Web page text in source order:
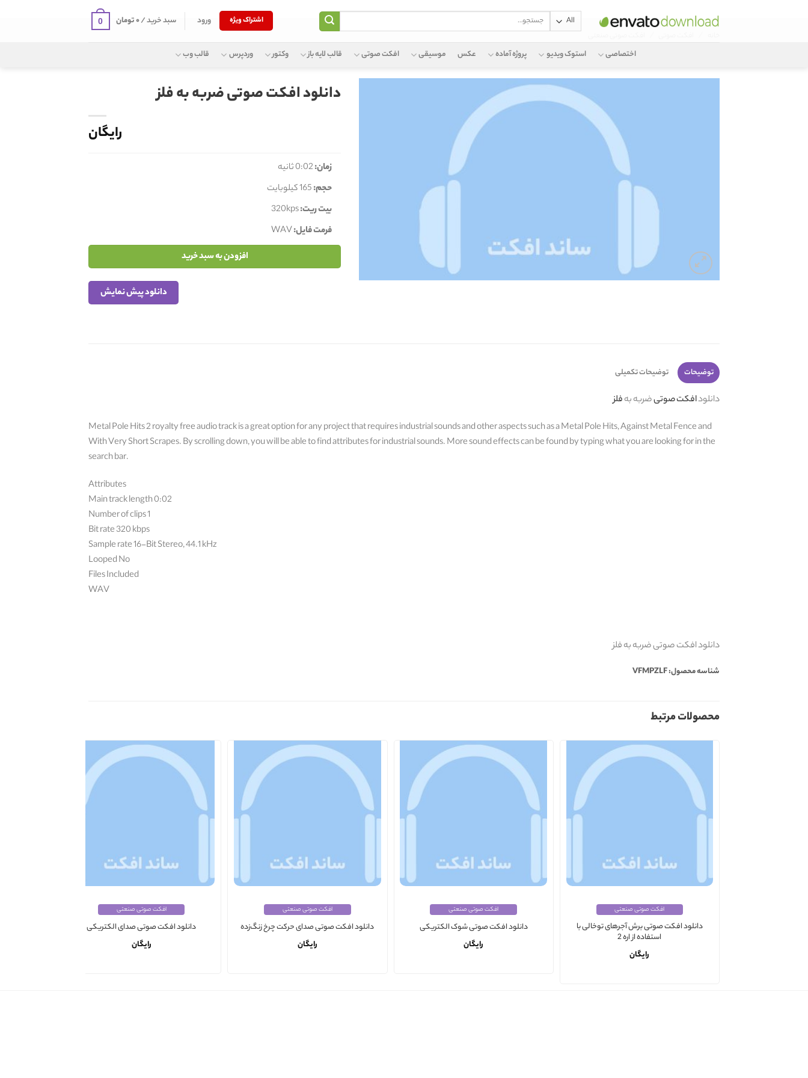
برای:
اشتراک ویژه ورود سبد خرید /۰تومان 0
اختصاصی استوک ویدیو پروژه آماده عکس موسیقی افکت صوتی قالب لایه باز وکتور وردپرس قالب وب
دانلود افکت صوتی ضربه به فلز
رایگان
زمان:0:02 ثانیه
حجم:165 کیلوبایت
بیت ریت:320kps
فرمت فایل:WAV
افزودن به سبد خرید
دانلود پیش نمایش
توضیحات توضیحات تکمیلی
دانلودافکت صوتیضربه بهفلز
Metal Pole Hits 2 royalty free audio track is a great option for any project that requires industrial sounds and other aspects such as a Metal Pole Hits, Against Metal Fence and
With Very Short Scrapes. By scrolling down, you will be able to find attributes for industrial sounds. More sound effects can be found by typing what you are looking for in the
search bar.
Attributes
Main track length 0:02
Number of clips 1
Bit rate 320 kbps
Sample rate 16-Bit Stereo, 44.1 kHz
Looped No
Files Included
WAV
دانلود افکت صوتی ضربه به فلز
شناسه محصول: VFMPZLF
محصولات مرتبط
افکت صوتی صنعتی
دانلود افکت صوتی برش آجرهای توخالی با
استفاده از اره 2
رایگان
افکت صوتی صنعتی
دانلود افکت صوتی شوک الکتریکی
رایگان
افکت صوتی صنعتی
دانلود افکت صوتی صدای حرکت چرخ زنگ‌زده
رایگان
افکت صوتی صنعتی
دانلود افکت صوتی صدای الکتریکی
رایگان